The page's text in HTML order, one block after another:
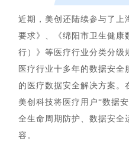
近期，美创还陆续参与了上
要求》、《绵阳市卫生健康
行）》等医疗行业分类分级
医疗行业十多年的数据安
的医疗数据安全解决方案。
美创科技将医疗用户“数据
全生命周期防护、数据安全
容。